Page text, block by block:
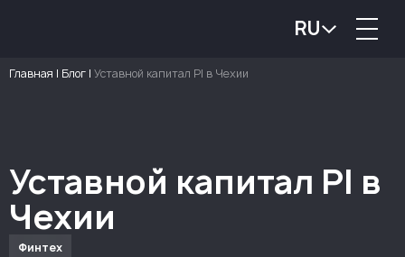
RU
Главная | Блог | Уставной капитал PI в Чехии
Уставной капитал PI в
Чехии
Финтех